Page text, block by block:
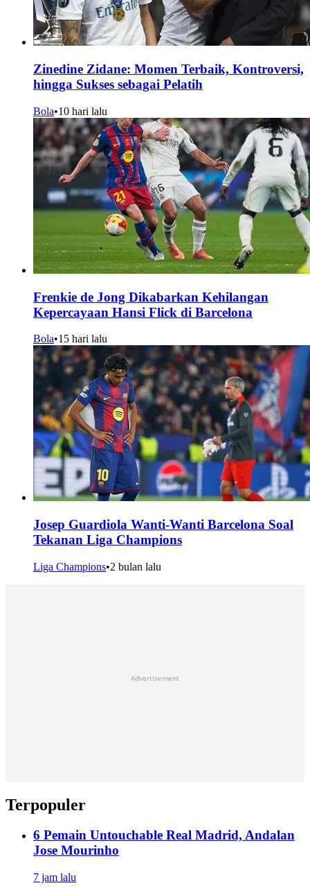
Zinedine Zidane: Momen Terbaik, Kontroversi,
hingga Sukses sebagai Pelatih
Bola•10 hari lalu
Frenkie de Jong Dikabarkan Kehilangan
Kepercayaan Hansi Flick di Barcelona
Bola•15 hari lalu
Josep Guardiola Wanti-Wanti Barcelona Soal
Tekanan Liga Champions
Liga Champions•2 bulan lalu
Advertisement
Terpopuler
6 Pemain Untouchable Real Madrid, Andalan
Jose Mourinho
7 jam lalu